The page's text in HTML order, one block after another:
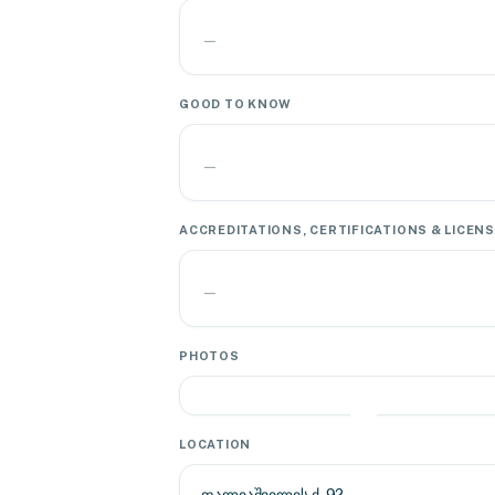
—
GOOD TO KNOW
—
ACCREDITATIONS, CERTIFICATIONS &
—
PHOTOS
LOCATION